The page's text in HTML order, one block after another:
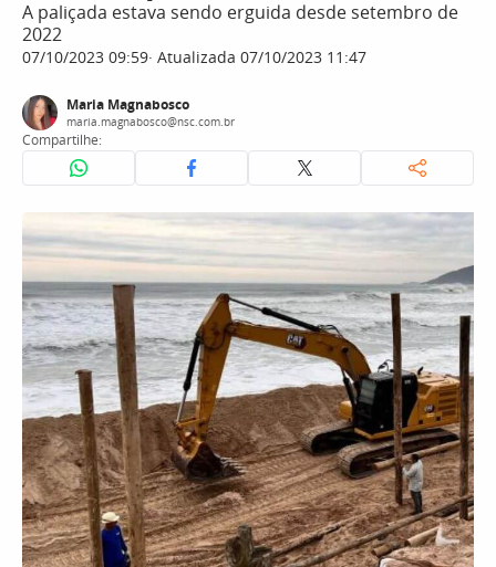
A paliçada estava sendo erguida desde setembro de
2022
07/10/2023 09:59 Atualizada 07/10/2023 11:47
Maria Magnabosco
maria.magnabosco@nsc.com.br
Compartilhe: